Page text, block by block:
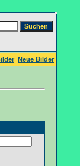
Neue Bilder